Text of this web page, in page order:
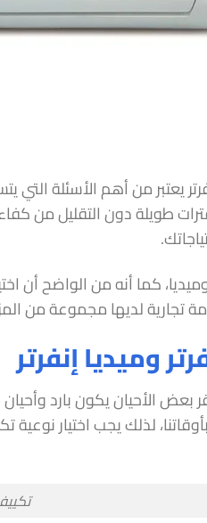
يعتبر من أهم الأسئلة
طويلة دون التقليل من
كما أنه من الواضح أن
تجارية لديها مجموعة من
وميديا إنفرتر
الأحيان يكون بارد
لذلك يجب اختيار